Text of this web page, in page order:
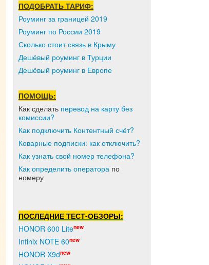
ПОДОБРАТЬ ТАРИФ:
Роуминг за границей 2019
Роуминг по России 2019
Сколько стоит связь в Крыму
Дешёвый роуминг в Турции
Дешёвый роуминг в Европе
ПОМОЩЬ:
Как сделать перевод на карту без
комиссии?
Как подключить Контентный счёт?
Коварные подписки: как отключить?
Как узнать свой номер телефона?
Как определить оператора по
номеру
ПОСЛЕДНИЕ ТЕСТ-ОБЗОРЫ:
HONOR 600 Litenew
Infinix NOTE 60new
HONOR X9dnew